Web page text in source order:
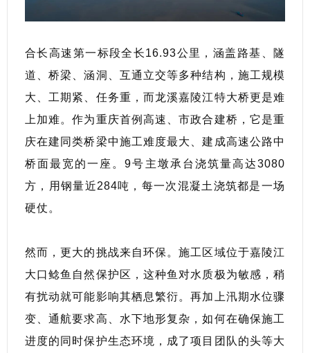
合长高速第一标段全长16.93公里，涵盖路基、隧
道、桥梁、涵洞、互通立交等多种结构，施工规模
大、工期紧、任务重，而龙溪嘉陵江特大桥更是难
上加难。作为重庆首例高速、市政合建桥，它是重
庆在建同类桥梁中施工难度最大、建成高速公路中
桥面最宽的一座。9号主墩承台浇筑量高达3080
方，用钢量近284吨，每一次混凝土浇筑都是一场
硬仗。
然而，更大的挑战来自环保。施工区域位于嘉陵江
大口鲶鱼自然保护区，这种鱼对水质极为敏感，稍
有扰动就可能影响其栖息繁衍。再加上汛期水位骤
变、通航要求高、水下地形复杂，如何在确保施工
进度的同时保护生态环境，成了项目团队的头等大